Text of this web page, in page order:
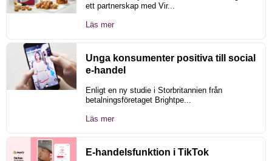
ett partnerskap med Vir...
Läs mer
Unga konsumenter positiva till social
e-handel
Enligt en ny studie i Storbritannien från
betalningsföretaget Brightpe...
Läs mer
E-handelsfunktion i TikTok